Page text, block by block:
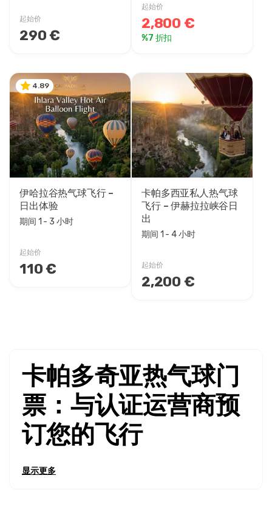
起始价
290 €
起始价
2,800 €
%7 折扣
4.89
伊哈拉谷热气球飞行 –
日出体验
期间 1 - 3 小时
起始价
110 €
卡帕多西亚私人热气球
飞行 – 伊赫拉拉峡谷日
出
期间 1 - 4 小时
起始价
2,200 €
卡帕多奇亚热气球门
票：与认证运营商预
订您的飞行
险，飞越仙女烟囱、古老山谷和月球景观。当您
显示更多